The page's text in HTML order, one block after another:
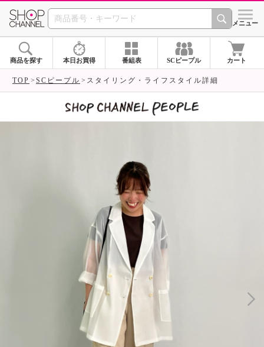
SHOP CHANNEL シメニュー
商品を探す 本日お買得 番組表 SCピープル カート
TOP SCピープル スタイリング・ライフスタイル詳細